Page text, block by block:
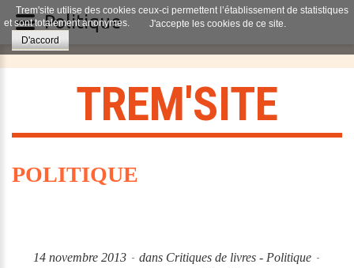
TREM'SITE
POLITIQUE
14 novembre 2013 dans Critiques de livres - Politique
Trem'site utilise des cookies ceux-ci permettent l’établissement de statistiques
et sont totalement anonymes.
J'accepte les cookies de ce site.
D'accord
Politique